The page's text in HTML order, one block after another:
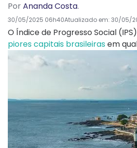
PorAnanda Costa.
30/05/2025 06h40Atualizado em: 30/05/
O Índice de Progresso Social
piores capitais brasileirasem